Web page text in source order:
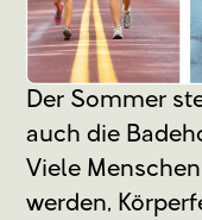
Der Sommer
auch die
Viele
werden,